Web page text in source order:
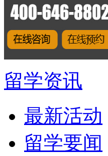
留学资讯
最新活动
留学要闻